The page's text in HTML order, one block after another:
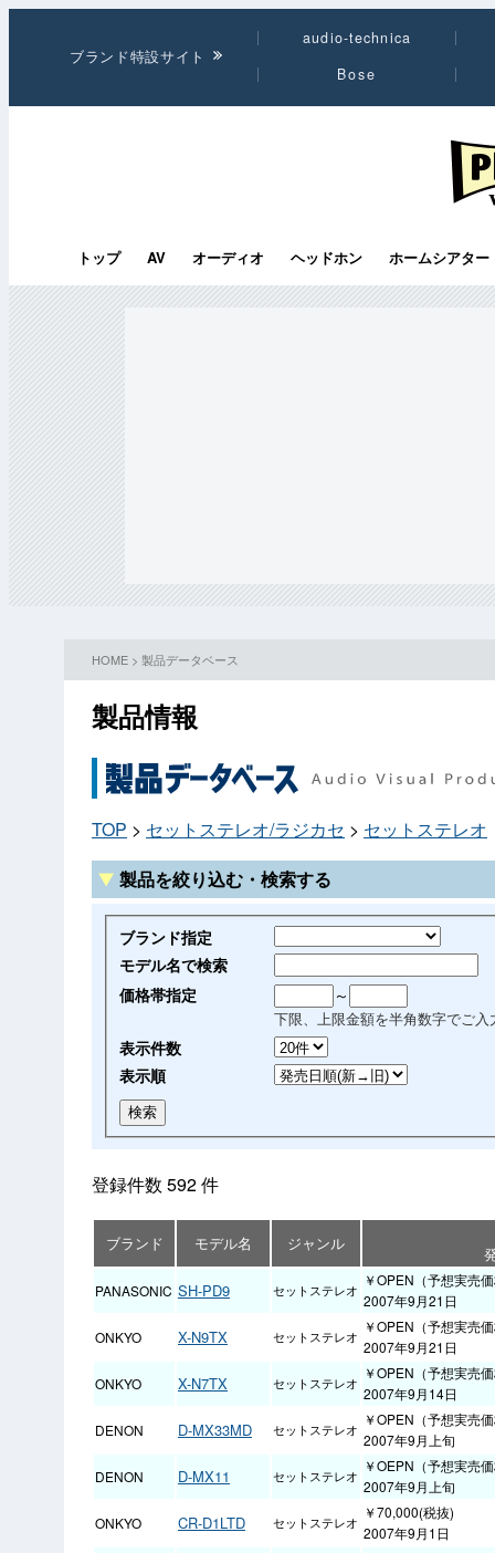
ブランド特設サイト
audio-technica
Bose
トップ AV オーディオ ヘッドホン ホームシアター
HOME > 製品データベース
製品情報
TOP > セットステレオ/ラジカセ > セットステレオ
製品を絞り込む・検索する
ブランド指定
モデル名で検索
価格帯指定
～
下限、上限金額を半角数字でご入
表示件数
表示順
登録件数 592 件
ブランド モデル名 ジャンル
PANASONIC SH-PD9 セットステレオ
￥OPEN（予想実売
2007年9月21日
ONKYO
X-N9TX セットステレオ
￥OPEN（予想実売
2007年9月21日
ONKYO
X-N7TX セットステレオ
￥OPEN（予想実売
2007年9月14日
DENON
D-MX33MD セットステレオ
￥OPEN（予想実売
2007年9月上旬
DENON
D-MX11 セットステレオ
￥OEPN（予想実売
2007年9月上旬
ONKYO
CR-D1LTD セットステレオ
￥70,000(税抜)
2007年9月1日